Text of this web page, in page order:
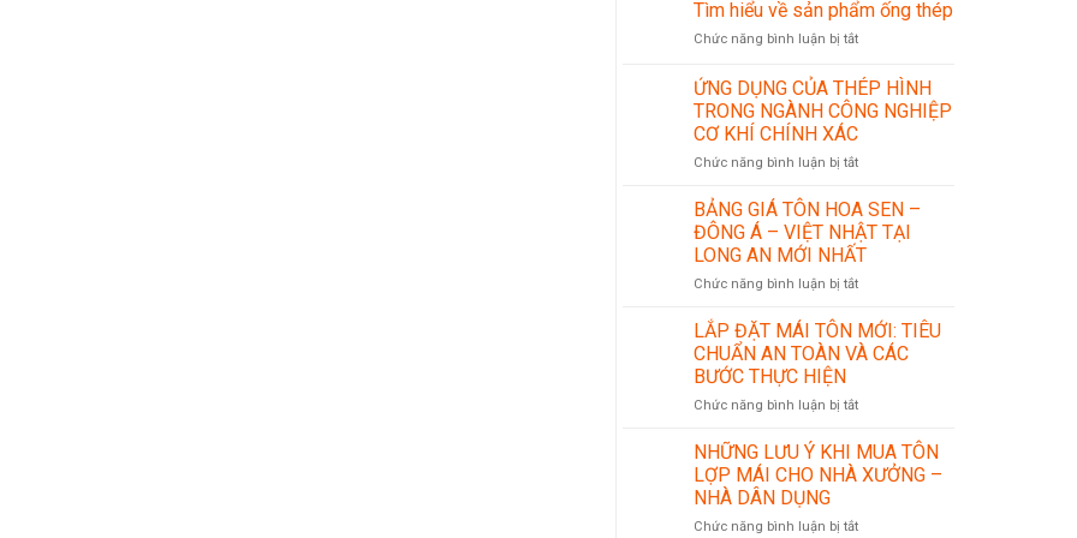
Tìm hiểu về sản phẩm ống thép
Chức năng bình luận bị tắtở
hiểu
về
sản
phẩm
ống
ỨNG DỤNG CỦA THÉP HÌNH
TRONG NGÀNH CÔNG NGHIỆP
CƠ KHÍ CHÍNH XÁC
Chức năng bình luận bị tắtở
DỤNG
CỦA
THÉP
HÌNH
TRONG
CÔNG
NGHIỆP
CƠ
CHÍNH
BẢNG GIÁ TÔN HOA SEN –
ĐÔNG Á – VIỆT NHẬT TẠI
LONG AN MỚI NHẤT
Chức năng bình luận bị tắtở
GIÁ
TÔN
HOA
–
Á
–
VIỆT
TẠI
LẮP ĐẶT MÁI TÔN MỚI: TIÊU
CHUẨN AN TOÀN VÀ CÁC
BƯỚC THỰC HIỆN
Chức năng bình luận bị tắtở
ĐẶT
MÁI
TÔN
TIÊU
NHỮNG LƯU Ý KHI MUA TÔN
LỢP MÁI CHO NHÀ XƯỞNG –
NHÀ DÂN DỤNG
Chức năng bình luận bị tắtở